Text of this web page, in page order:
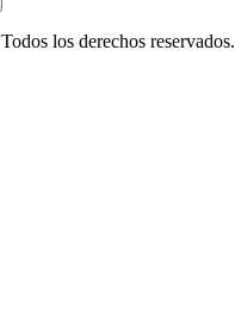
Todos los derechos reservados.